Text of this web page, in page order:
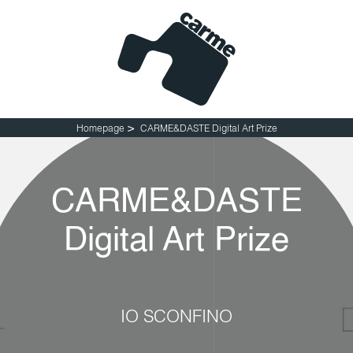
Homepage > CARME&DASTE Digital Art Prize
CARME&DASTE
Digital Art Prize
IO SCONFINO